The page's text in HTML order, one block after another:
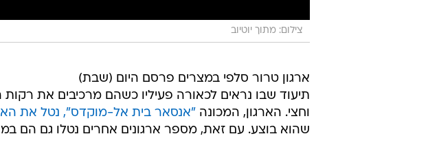
צילום: מתוך יוטיוב
ארגון טרור סלפי במצרים פרסם היום (שבת)
תיעוד שבו נראים לכאורה פעיליו כשהם מרכיבים את
וחצי. הארגון, המכונה "אנסאר בית אל-מוקדס", נטל את
שהוא בוצע. עם זאת, מספר ארגונים אחרים נטלו גם הם